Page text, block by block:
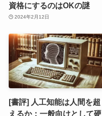
資格にするのはOKの謎
2024年2月12日
[書評] 人工知能は人間を超
えるか：一般向けとして硬